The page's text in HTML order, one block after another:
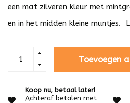
een mat zilveren kleur met
en in het midden kleine muntjes.
Toevoegen
Koop nu, betaal later!
Achteraf betalen met